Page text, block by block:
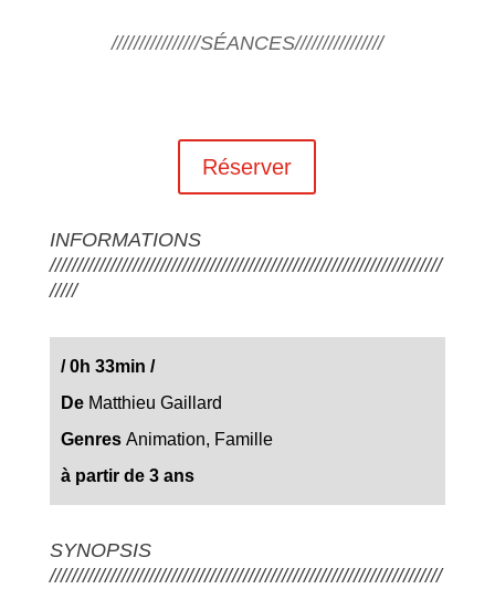
////////////////SÉANCES////////////////
Réserver
INFORMATIONS
///////////////////////////////////////////////////////////////////////
/////
/0h 33min /
DeMatthieu Gaillard
Genres Animation, Famille
à partir de 3 ans
SYNOPSIS
///////////////////////////////////////////////////////////////////////